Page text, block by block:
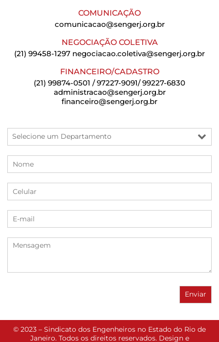
COMUNICAÇÃO
comunicacao@sengerj.org.br
NEGOCIAÇÃO COLETIVA
(21) 99458-1297 negociacao.coletiva@sengerj.org.br
FINANCEIRO/CADASTRO
(21) 99874-0501 / 97227-9091/ 99227-6830
administracao@sengerj.org.br
financeiro@sengerj.org.br
© 2023 – Sindicato dos Engenheiros no Estado do Rio de
Janeiro. Todos os direitos reservados. Design e